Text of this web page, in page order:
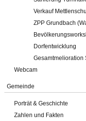
Verkauf
ZPP Grundbach
Dorfentwicklung
Gesamtmelioration
Webcam
Gemeinde
Porträt & Geschichte
Zahlen und Fakten